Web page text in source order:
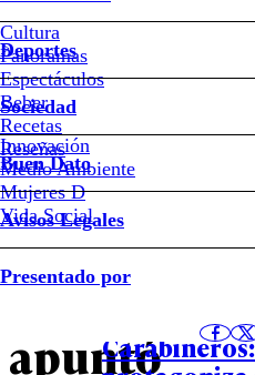
Cultura
Panoramas
Espectáculos
Beber
Recetas
Reseñas
Deportes
Sociedad
Innovación
Medio Ambiente
Mujeres D
Vida Social
Buen Dato
Avisos Legales
Presentado por
La
a
la
que
apuntó
Notas
04 de Julio de 2026
Alcotest